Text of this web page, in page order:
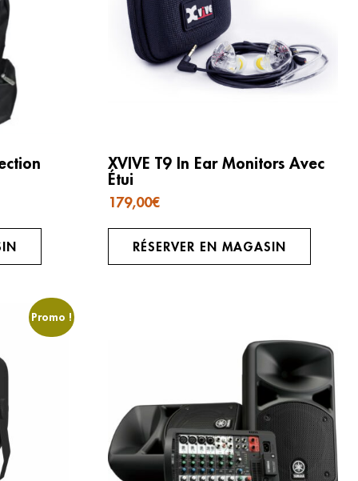
XVIVE T9 In Ear Monitors Avec
Étui
179,00€
RÉSERVER EN MAGASIN
Promo !